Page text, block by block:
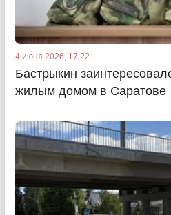
4 июня 2026, 17:22
Бастрыкин
жилым домом в Саратове